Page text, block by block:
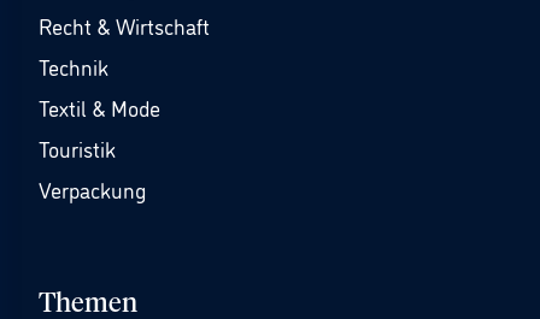
Recht & Wirtschaft
Technik
Textil & Mode
Touristik
Verpackung
Themen